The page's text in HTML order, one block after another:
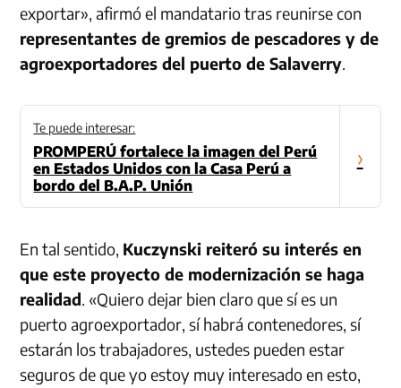
exportar», afirmó el mandatario tras reunirse con
representantes de gremios de pescadores y de
agroexportadores del puerto de Salaverry.
Te puede interesar:
PROMPERÚ fortalece la imagen del Perú
en Estados Unidos con la Casa Perú a
bordo del B.A.P. Unión
›
En tal sentido, Kuczynski reiteró su interés en
que este proyecto de modernización se haga
realidad. «Quiero dejar bien claro que sí es un
puerto agroexportador, sí habrá contenedores, sí
estarán los trabajadores, ustedes pueden estar
seguros de que yo estoy muy interesado en esto,